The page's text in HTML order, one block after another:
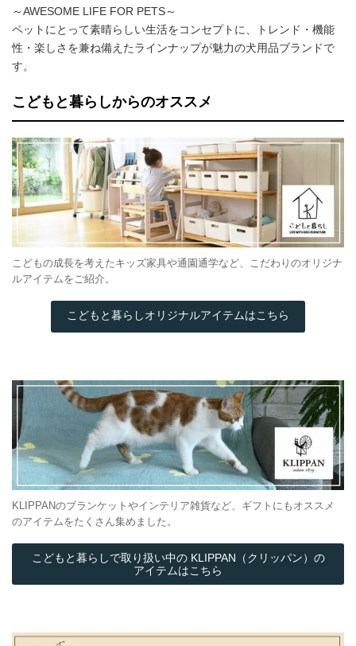
～AWESOME LIFE FOR PETS～
ペットにとって素晴らしい生活をコンセプトに、トレンド・機能
性・楽しさを兼ね備えたラインナップが魅力の犬用品ブランドで
す。
こどもと暮らしからのオススメ
こどもの成長を考えたキッズ家具や通園通学など、こだわりのオリジナ
ルアイテムをご紹介。
こどもと暮らしオリジナルアイテムはこちら
KLIPPANのブランケットやインテリア雑貨など、ギフトにもオススメ
のアイテムをたくさん集めました。
こどもと暮らしで取り扱い中の KLIPPAN（クリッパン）の
アイテムはこちら